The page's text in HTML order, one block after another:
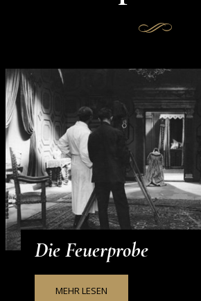
Die Feuerprobe
MEHR LESEN